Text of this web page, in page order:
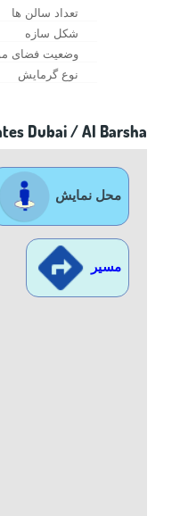
تعداد سالن ها
شکل سازه
وضعیت فضای
نوع گرمایش
Dubai / Al Barsha
محل نمایش
مسیر